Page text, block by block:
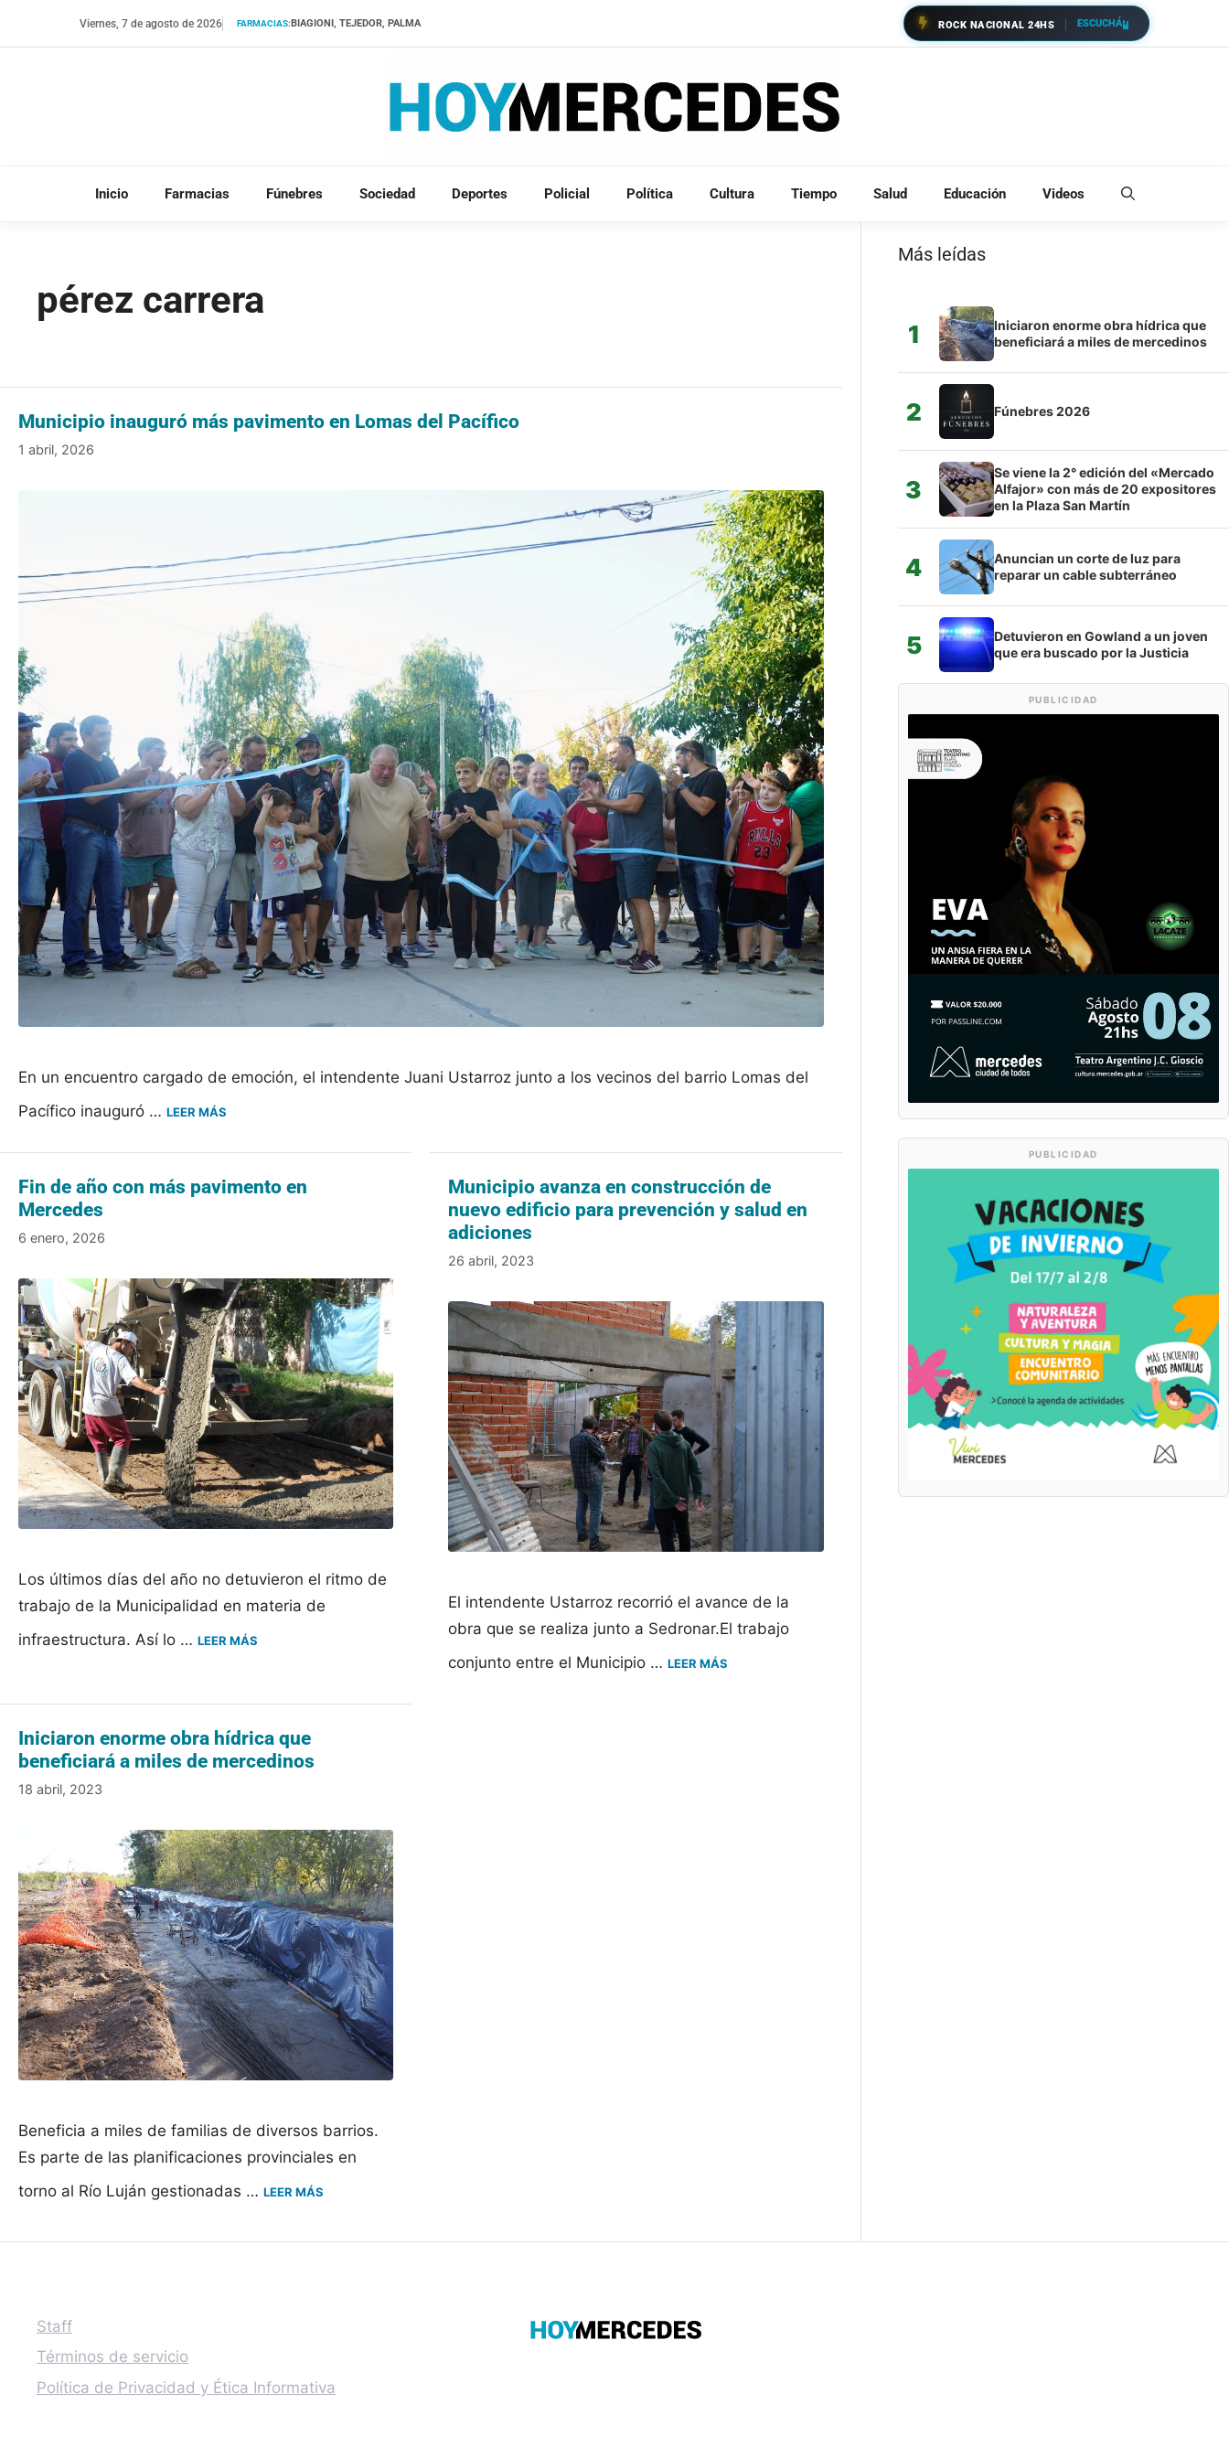
Viernes, 7 de agosto de 2026 FARMACIAS:BIAGIONI, TEJEDOR, PALMA ROCK NACIONAL 24HS ESCUCHÁ
Inicio Farmacias Fúnebres Sociedad Deportes Policial Política Cultura Tiempo Salud Educación Videos
pérez carrera
Municipio inauguró más pavimento en Lomas del Pacífico
1 abril, 2026
En un encuentro cargado de emoción, el intendente Juani Ustarroz junto a los vecinos del barrio Lomas del
Pacífico inauguró … LEER MÁS
Fin de año con más pavimento en
Mercedes
6 enero, 2026
Los últimos días del año no detuvieron el ritmo de
trabajo de la Municipalidad en materia de
infraestructura. Así lo … LEER MÁS
Municipio avanza en construcción de
nuevo edificio para prevención y salud en
adiciones
26 abril, 2023
El intendente Ustarroz recorrió el avance de la
obra que se realiza junto a Sedronar.El trabajo
conjunto entre el Municipio …LEER MÁS
Iniciaron enorme obra hídrica que
beneficiará a miles de mercedinos
18 abril, 2023
Beneficia a miles de familias de diversos barrios.
Es parte de las planificaciones provinciales en
torno al Río Luján gestionadas … LEER MÁS
Más leídas
1
Iniciaron enorme obra hídrica que
beneficiará a miles de mercedinos
2 Fúnebres 2026
3
Se viene la 2° edición del «Mercado
Alfajor» con más de 20 expositores
en la Plaza San Martín
4
Anuncian un corte de luz para
reparar un cable subterráneo
5
Detuvieron en Gowland a un joven
que era buscado por la Justicia
PUBLICIDAD
PUBLICIDAD
Staff
Términos de servicio
Política de Privacidad y Ética Informativa